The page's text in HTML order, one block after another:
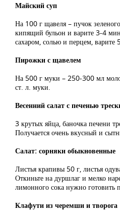
Майский суп
На 100 г щавеля – пучок
кипящий бульон и варите 3-4
сахаром, солью и перцем, варите
Пирожки с щавелем
На 500 г муки – 250-300 мл
ст. л. муки.
Весенний салат с печенью
3 крутых яйца, баночка печени
Получается очень вкусный и
Салат: сорняки обыкновенные
Листья крапивы 50 г, листья
Откиньте на дуршлаг и мелко
лимонного сока нужно готовить
Клафути из черемши и творога